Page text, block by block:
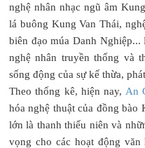
nghệ nhân nhạc ngũ âm
lá buông Kung Van Thái,
biên đạo múa Danh
nghệ nhân truyền thống và
sống động của sự kế thừa,
Theo thống kê, hiện nay, An
hóa nghệ thuật của đồng bào
lớn là thanh thiếu niên và
vọng cho các hoạt động văn